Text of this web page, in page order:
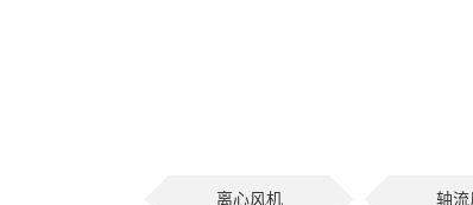
离心风机 轴